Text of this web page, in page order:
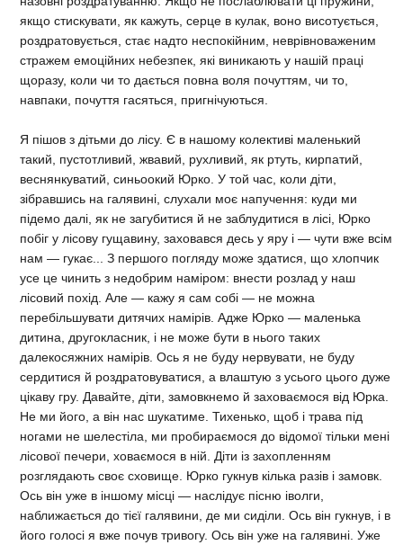
якщо стискувати, як кажуть, серце в кулак, воно висотується,
роздратовується, стає надто неспокійним, неврівноваженим
стражем емоційних небезпек, які виникають у нашій праці
щоразу, коли чи то дається повна воля почуттям, чи то,
навпаки, почуття гасяться, пригнічуються.
Я пішов з дітьми до лісу. Є в нашому колективі маленький
такий, пустотливий, жвавий, рухливий, як ртуть, кирпатий,
веснянкуватий, синьоокий Юрко. У той час, коли діти,
зібравшись на галявині, слухали моє напучення: куди ми
підемо далі, як не загубитися й не заблудитися в лісі, Юрко
побіг у лісову гущавину, заховався десь у яру і — чути вже всім
нам — гукає... З першого погляду може здатися, що хлопчик
усе це чинить з недобрим наміром: внести розлад у наш
лісовий похід. Але — кажу я сам собі — не можна
перебільшувати дитячих намірів. Адже Юрко — маленька
дитина, другокласник, і не може бути в нього таких
далекосяжних намірів. Ось я не буду нервувати, не буду
сердитися й роздратовуватися, а влаштую з усього цього дуже
цікаву гру. Давайте, діти, замовкнемо й заховаємося від Юрка.
Не ми його, а він нас шукатиме. Тихенько, щоб і трава під
ногами не шелестіла, ми пробираємося до відомої тільки мені
лісової печери, ховаємося в ній. Діти із захопленням
розглядають своє сховище. Юрко гукнув кілька разів і замовк.
Ось він уже в іншому місці — наслідує пісню іволги,
наближається до тієї галявини, де ми сиділи. Ось він гукнув, і в
його голосі я вже почув тривогу. Ось він уже на галявині. Уже